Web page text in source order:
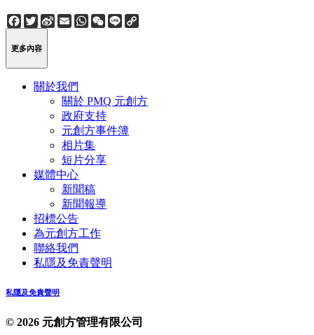
Facebook
Twitter
Sina
Weibo
EmailWhatsApp
WeChat
Line
更多內容
關於我們
關於 PMQ 元創方
政府支持
元創方事件簿
相片集
短片分享
媒體中心
新聞稿
新聞報導
招標公告
為元創方工作
聯絡我們
私隱及免責聲明
私隱及免責聲明
© 2026 元創方管理有限公司